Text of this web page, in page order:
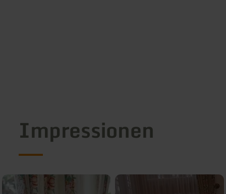
Impressionen